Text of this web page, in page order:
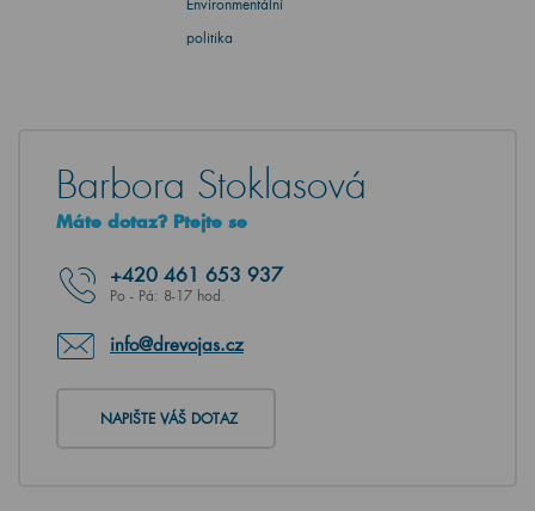
Environmentální
politika
Barbora Stoklasová
Máte dotaz? Ptejte se
+420 461 653 937
Po - Pá: 8-17 hod.
info@drevojas.cz
NAPIŠTE VÁŠ DOTAZ